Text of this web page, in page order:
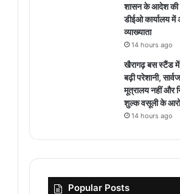
शासन के आदेश
डीईओ कार्यालय में
व्याख्याता
14 hours ago
खैरागढ़ बस स्टैंड में
बढ़ी परेशानी,
मूत्रालय नहीं और
शुल्क वसूली के
14 hours ago
Popular Posts